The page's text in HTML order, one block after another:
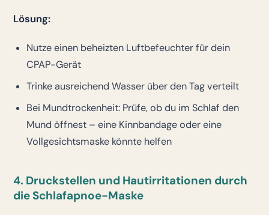
Lösung:
Nutze einen beheizten Luftbefeuchter für dein
CPAP-Gerät
Trinke ausreichend Wasser über den Tag verteilt
Bei Mundtrockenheit: Prüfe, ob du im Schlaf den
Mund öffnest – eine Kinnbandage oder eine
Vollgesichtsmaske könnte helfen
4. Druckstellen und Hautirritationen durch
die Schlafapnoe-Maske